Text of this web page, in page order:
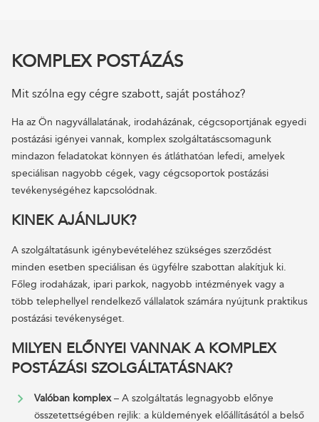
KOMPLEX POSTÁZÁS
Mit szólna egy cégre szabott, saját postához?
Ha az Ön nagyvállalatának, irodaházának, cégcsoportjának egyedi
postázási igényei vannak, komplex szolgáltatáscsomagunk
mindazon feladatokat könnyen és átláthatóan lefedi, amelyek
speciálisan nagyobb cégek, vagy cégcsoportok postázási
tevékenységéhez kapcsolódnak.
KINEK AJÁNLJUK?
A szolgáltatásunk igénybevételéhez szükséges szerződést
minden esetben speciálisan és ügyfélre szabottan alakítjuk ki.
Főleg irodaházak, ipari parkok, nagyobb intézmények vagy a
több telephellyel rendelkező vállalatok számára nyújtunk praktikus
postázási tevékenységet.
MILYEN ELŐNYEI VANNAK A KOMPLEX
POSTÁZÁSI SZOLGÁLTATÁSNAK?
Valóban komplex– A szolgáltatás legnagyobb előnye
összetettségében rejlik: a küldemények előállításától a belső